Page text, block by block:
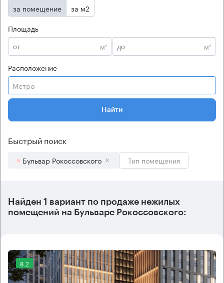
за помещение
за м2
Площадь
м²
м²
Расположение
Метро
Найти
Быстрый поиск
Бульвар Рокоссовского Тип помещения
Найден 1 вариант по продаже нежилых
помещений на Бульваре Рокоссовского:
8.2